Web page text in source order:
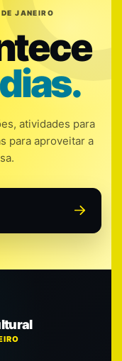
JANEIRO
atividades para
para aproveitar a